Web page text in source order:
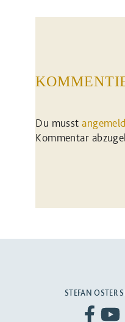
Du musst
Kommentar
STEFAN OSTER